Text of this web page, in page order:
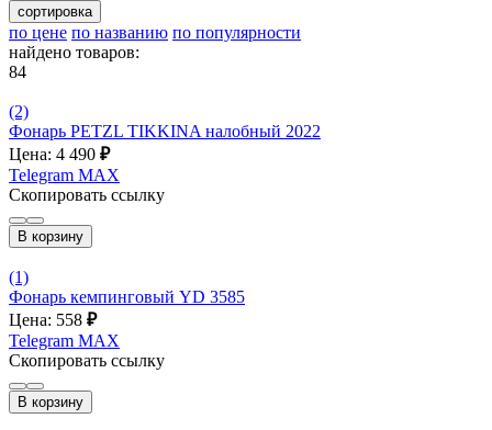
сортировка
по цене по названию по популярности
найдено товаров:
84
(2)
Фонарь PETZL TIKKINA налобный 2022
Цена: 4 490 ₽
Telegram MAX
Скопировать ссылку
В корзину
(1)
Фонарь кемпинговый YD 3585
Цена: 558 ₽
Telegram MAX
Скопировать ссылку
В корзину